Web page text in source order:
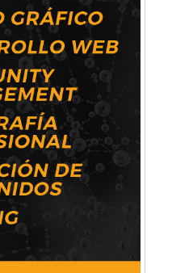
las empresas necesitan
integral para crecer con
danza y mucho más:
talleres para aprender y
Oeste